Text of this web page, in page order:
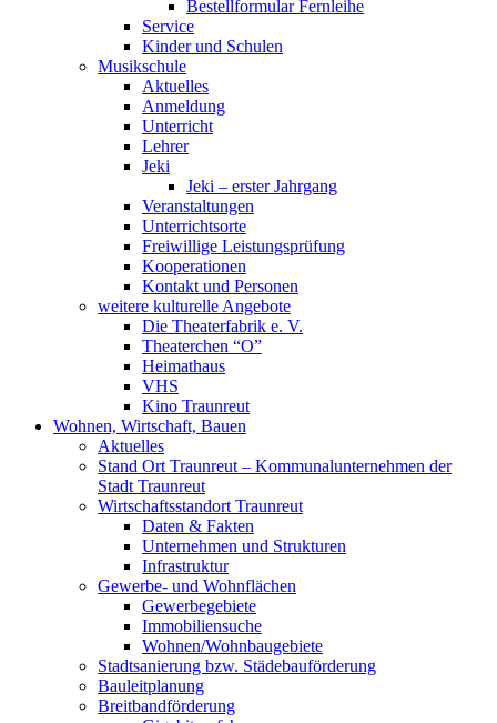
Bestellformular Fernleihe
Service
Kinder und Schulen
Musikschule
Aktuelles
Anmeldung
Unterricht
Lehrer
Jeki
Jeki – erster Jahrgang
Veranstaltungen
Unterrichtsorte
Freiwillige Leistungsprüfung
Kooperationen
Kontakt und Personen
weitere kulturelle Angebote
Die Theaterfabrik e. V.
Theaterchen “O”
Heimathaus
VHS
Kino Traunreut
Wohnen, Wirtschaft, Bauen
Aktuelles
Stand Ort Traunreut – Kommunalunternehmen der
Stadt Traunreut
Wirtschaftsstandort Traunreut
Daten & Fakten
Unternehmen und Strukturen
Infrastruktur
Gewerbe- und Wohnflächen
Gewerbegebiete
Immobiliensuche
Wohnen/Wohnbaugebiete
Stadtsanierung bzw. Städebauförderung
Bauleitplanung
Breitbandförderung